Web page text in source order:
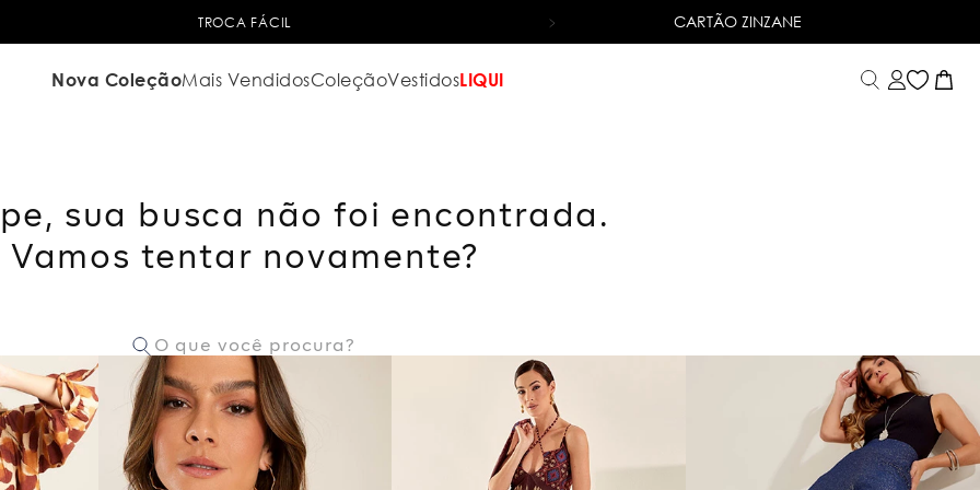
TROCA FÁCIL 6X SEM JUROSNO CARTÃO DE CRÉDITO
CARTÃO ZINZANE
Nova ColeçãoMais VendidosColeçãoVestidosLIQUI
sua busca não foi encontrada.
Vamos tentar novamente?